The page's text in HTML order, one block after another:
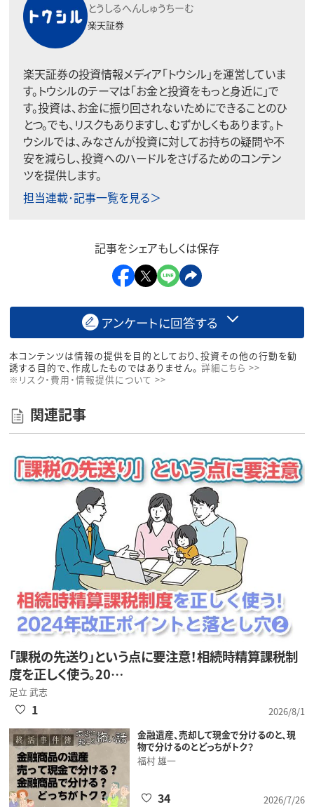
とうしるへんしゅうちーむ
楽天証券
楽天証券の投資情報メディア「トウシル」を運営していま
す。トウシルのテーマは「お金と投資をもっと身近に」で
す。投資は、お金に振り回されないためにできることのひ
とつ。でも、リスクもありますし、むずかしくもあります。ト
ウシルでは、みなさんが投資に対してお持ちの疑問や不
安を減らし、投資へのハードルをさげるためのコンテン
ツを提供します。
担当連載･記事一覧を見る＞
記事をシェアもしくは保存
アンケートに回答する
本コンテンツは情報の提供を目的としており、投資その他の行動を勧
誘する目的で、作成したものではありません。 詳細こちら >>
※リスク・費用・情報提供について >>
関連記事
「課税の先送り」という点に要注意！相続時精算課税制
度を正しく使う。20…
足立 武志
2026/8/1
1
金融遺産、売却して現金で分けるのと、現
物で分けるのとどっちがトク？
福村 雄一
2026/7/26
34